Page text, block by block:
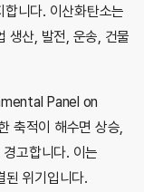
니다. 이산화탄소는
생산, 발전, 운송, 건물
Panel on
축적이 해수면 상승,
고합니다. 이는
된 위기입니다.